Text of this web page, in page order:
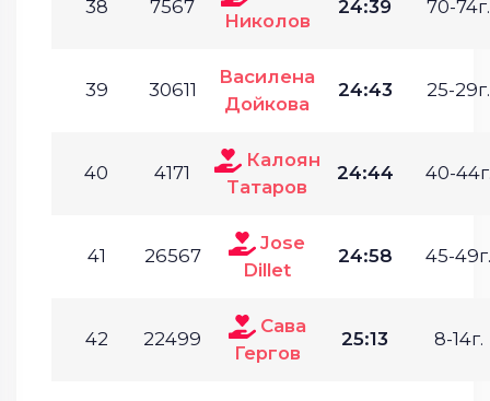
38 7567
Николов
24:39 70-74г.
39 30611
Василена
Дойкова
24:43 25-29г.
40 4171
Калоян
Татаров
24:44 40-
41 26567
Jose
Dillet
24:58 45-49г.
42 22499
Сава
Гергов
25:13 8-14г.